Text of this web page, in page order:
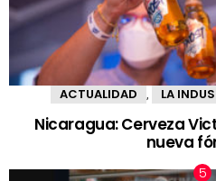
ACTUALIDAD LA
Nicaragua: Cerveza
nueva